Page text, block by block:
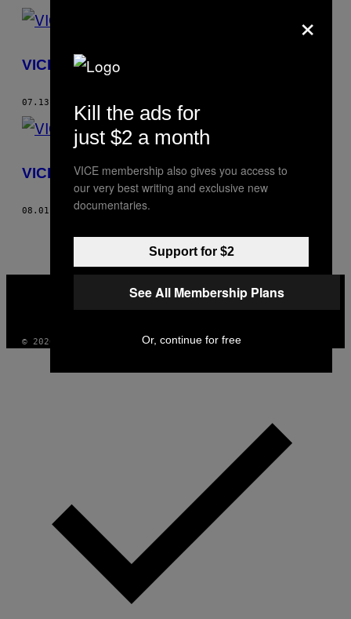
VICE Greece A.E. – Χρήση 2017
07.13.18
VICE Greece A.E. – Χρήση 2016
08.01.17 ΚΕΊΜΕΝΟVICE GREECE
INSTAGRAM
TIKTOKYOUTUBE
© 2026 VICE DIGITAL PUBLISHING, LLC
×
Kill the ads for
just $2 a month
VICE membership also gives you access to
our very best writing and exclusive new
documentaries.
Support for $2
See All Membership Plans
Or, continue for free